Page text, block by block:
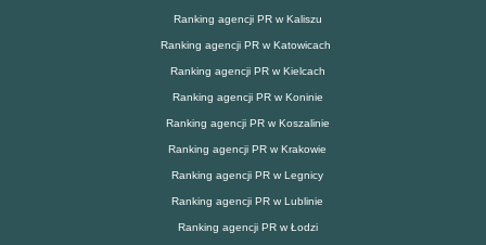
Ranking agencji PR w Kaliszu
Ranking agencji PR w Katowicach
Ranking agencji PR w Kielcach
Ranking agencji PR w Koninie
Ranking agencji PR w Koszalinie
Ranking agencji PR w Krakowie
Ranking agencji PR w Legnicy
Ranking agencji PR w Lublinie
Ranking agencji PR w Łodzi